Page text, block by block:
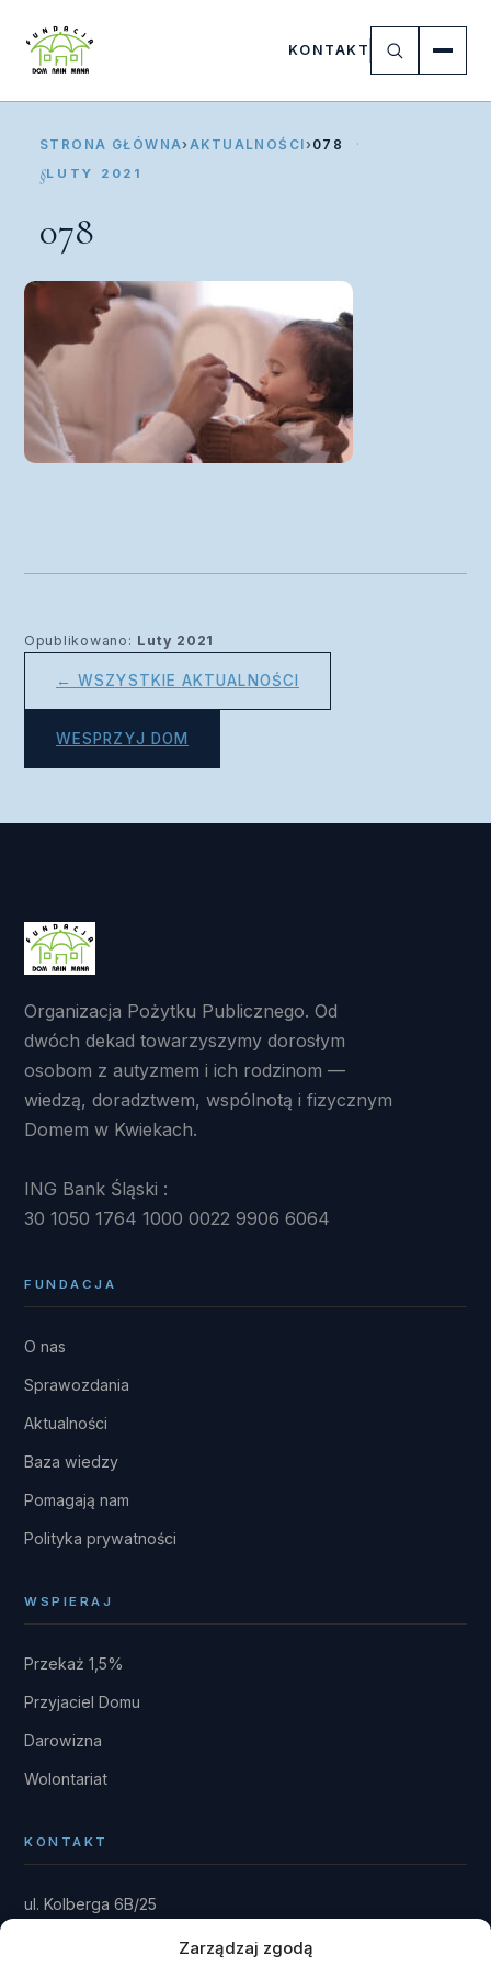
Zarządzaj zgodą
KONTAKT
STRONA GŁÓWNA› AKTUALNOŚCI › 078
LUTY 2021
078
Opublikowano: Luty 2021
← WSZYSTKIE AKTUALNOŚCI
WESPRZYJ DOM
Organizacja Pożytku Publicznego. Od
dwóch dekad towarzyszymy dorosłym
osobom z autyzmem i ich rodzinom —
wiedzą, doradztwem, wspólnotą i fizycznym
Domem w Kwiekach.
ING Bank Śląski :
30 1050 1764 1000 0022 9906 6064
FUNDACJA
O nas
Sprawozdania
Aktualności
Baza wiedzy
Pomagają nam
Polityka prywatności
WSPIERAJ
Przekaż 1,5%
Przyjaciel Domu
Darowizna
Wolontariat
KONTAKT
ul. Kolberga 6B/25